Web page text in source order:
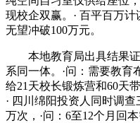
现校企双赢。· 百平百万
无望冲破100万元。
本地教育局出具结果证
系同一体。·问：需要教育
给21天校长锻炼营和60天
· 四川绵阳投资人同时调
万次，·问：6至12个月回